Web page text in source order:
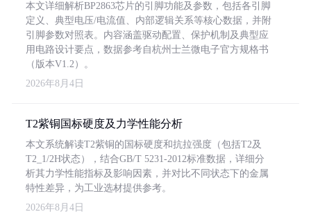
本文详细解析BP2863芯片的引脚功能及参数，包括各引脚
定义、典型电压/电流值、内部逻辑关系等核心数据，并附
引脚参数对照表。内容涵盖驱动配置、保护机制及典型应
用电路设计要点，数据参考自杭州士兰微电子官方规格书
（版本V1.2）。
2026年8月4日
T2紫铜国标硬度及力学性能分析
本文系统解读T2紫铜的国标硬度和抗拉强度（包括T2及
T2_1/2H状态），结合GB/T 5231-2012标准数据，详细分
析其力学性能指标及影响因素，并对比不同状态下的金属
特性差异，为工业选材提供参考。
2026年8月4日